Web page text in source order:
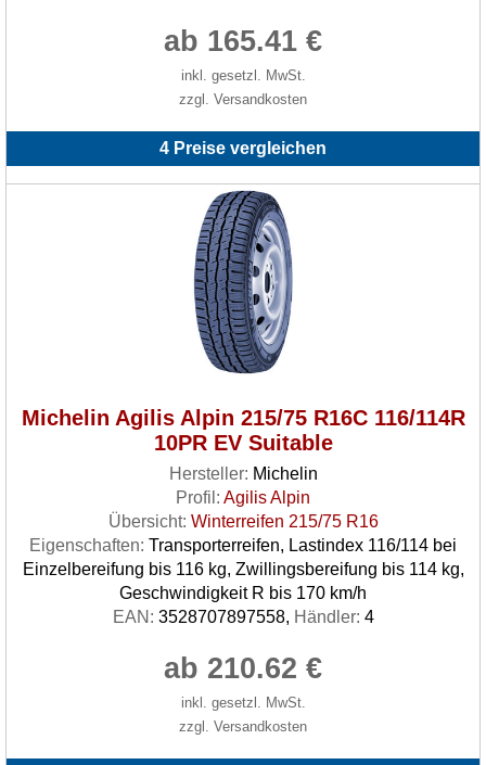
ab 165.41 €
inkl. gesetzl. MwSt.
zzgl. Versandkosten
4 Preise vergleichen
Michelin Agilis Alpin 215/75 R16C 116/114R
10PR EV Suitable
Hersteller: Michelin
Profil: Agilis Alpin
Übersicht: Winterreifen 215/75 R16
Eigenschaften: Transporterreifen, Lastindex 116/114 bei
Einzelbereifung bis 116 kg, Zwillingsbereifung bis 114 kg,
Geschwindigkeit R bis 170 km/h
EAN: 3528707897558, Händler: 4
ab 210.62 €
inkl. gesetzl. MwSt.
zzgl. Versandkosten